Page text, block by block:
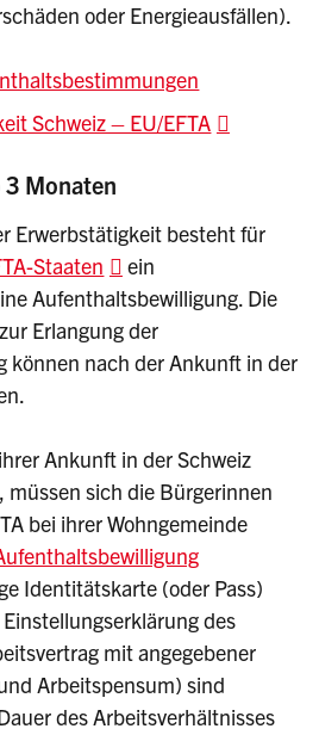
oder Energieausfällen).
Schweiz – EU/EFTA
Monaten
Erwerbstätigkeit besteht für
Staaten
ein
Aufenthaltsbewilligung. Die
Erlangung der
können nach der Ankunft in der
Ankunft in der Schweiz
, müssen sich die Bürgerinnen
bei ihrer Wohngemeinde
Identitätskarte (oder Pass)
des
mit angegebener
Arbeitspensum) sind
des Arbeitsverhältnisses